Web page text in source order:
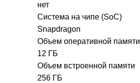
нет
Система на чипе (SoC)
Snapdragon
Объем оперативной памяти
12 ГБ
Объем встроенной памяти
256 ГБ